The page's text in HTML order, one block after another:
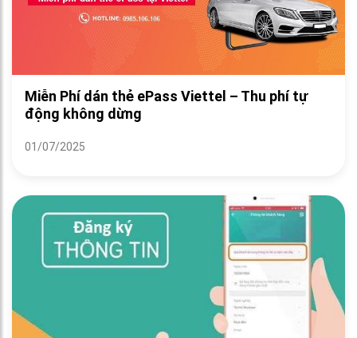
Miễn Phí dán thẻ ePass Viettel – Thu phí tự
động không dừng
01/07/2025